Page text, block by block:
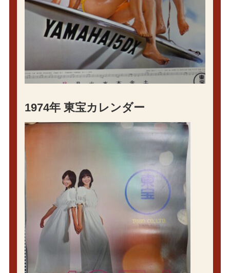
1974年 東宝カレンダー